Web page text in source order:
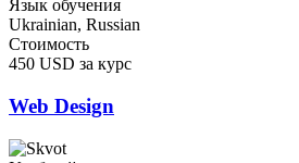
Язык обучения
Ukrainian, Russian
Стоимость
450 USD за курс
Web Design